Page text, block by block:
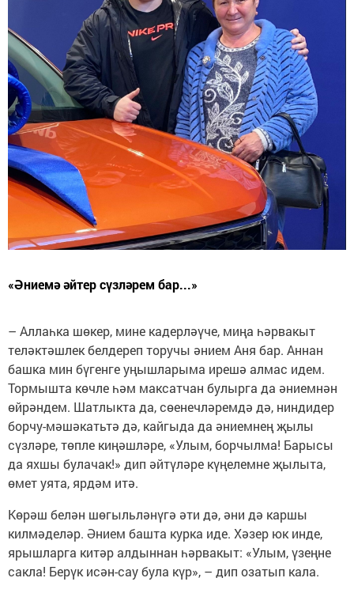
«Әниемә әйтер сүзләрем бар...»
– Аллаһка шөкер, мине кадерләүче, миңа һәрвакыт
теләктәшлек белдереп торучы әнием Аня бар. Аннан
башка мин бүгенге уңышларыма ирешә алмас идем.
Тормышта көчле һәм максатчан булырга да әниемнән
өйрәндем. Шатлыкта да, сөенечләремдә дә, ниндидер
борчу-мәшәкатьтә дә, кайгыда да әниемнең җылы
сүзләре, төпле киңәшләре, «Улым, борчылма! Барысы
да яхшы булачак!» дип әйтүләре күңелемне җылыта,
өмет уята, ярдәм итә.
Көрәш белән шөгыльләнүгә әти дә, әни дә каршы
килмәделәр. Әнием башта курка иде. Хәзер юк инде,
ярышларга китәр алдыннан һәрвакыт: «Улым, үзеңне
сакла! Берүк исән-сау була күр», – дип озатып кала.